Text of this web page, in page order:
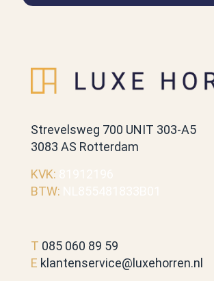
Strevelsweg 700 UNIT 303-A5
3083 AS Rotterdam
KVK:
BTW:
T 085 060 89 59
E klantenservice@luxehorren.nl